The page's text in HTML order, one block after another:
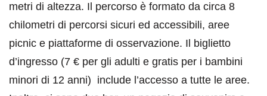
metri di altezza. Il percorso è formato da circa 8
chilometri di percorsi sicuri ed accessibili, aree
picnic e piattaforme di osservazione. Il biglietto
d’ingresso (7 € per gli adulti e gratis per i bambini
minori di 12 anni) include l’accesso a tutte le aree.